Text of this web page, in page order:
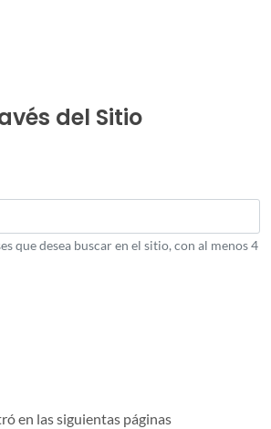
del Sitio
que desea buscar en el sitio, con al menos 4
en las siguientas páginas